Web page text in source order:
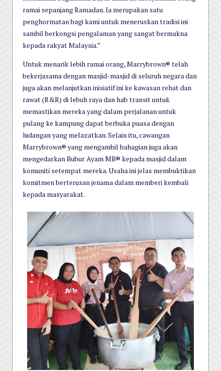
ramai sepanjang Ramadan. Ia merupakan satu
penghormatan bagi kami untuk meneruskan tradisi ini
sambil berkongsi pengalaman yang sangat bermakna
kepada rakyat Malaysia.”
Untuk menarik lebih ramai orang, Marrybrown® telah
bekerjasama dengan masjid-masjid di seluruh negara dan
juga akan melanjutkan inisiatif ini ke kawasan rehat dan
rawat (R&R) di lebuh raya dan hab transit untuk
memastikan mereka yang dalam perjalanan untuk
pulang ke kampung dapat berbuka puasa dengan
hidangan yang melazatkan. Selain itu, cawangan
Marrybrown® yang mengambil bahagian juga akan
mengedarkan Bubur Ayam MB® kepada masjid dalam
komuniti setempat mereka. Usaha ini jelas membuktikan
komitmen berterusan jenama dalam memberi kembali
kepada masyarakat.